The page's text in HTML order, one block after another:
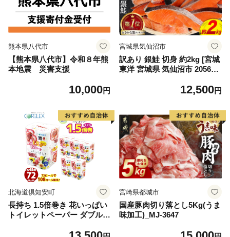
熊本県八代市
【熊本県八代市】令和８年熊
本地震 災害支援
10,000円
宮城県気仙沼市
訳あり 銀鮭 切身 約2kg [宮城
東洋 宮城県 気仙沼市 205649
格外 不揃い さけ サケ 鮭切身
切り身 魚 わけあり
12,500円
北海道倶知安町
長持ち 1.5倍巻き 花いっぱい
トイレットペーパー ダブル 4
プリント ハーブ 香り付き 日
宮崎県都城市
国産豚肉切り落とし5Kg(うま
味加工)_MJ-3647